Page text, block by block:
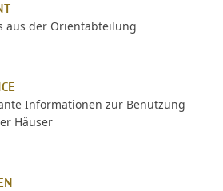
aus der Orientabteilung
Informationen zur Benutzung
Häuser